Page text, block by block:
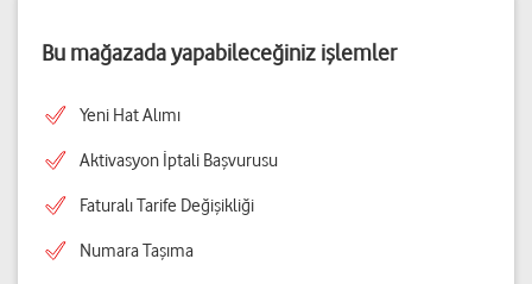
Bu mağazada yapabileceğiniz işlemler
Yeni Hat Alımı
Aktivasyon İptali Başvurusu
Faturalı Tarife Değişikliği
Numara Taşıma